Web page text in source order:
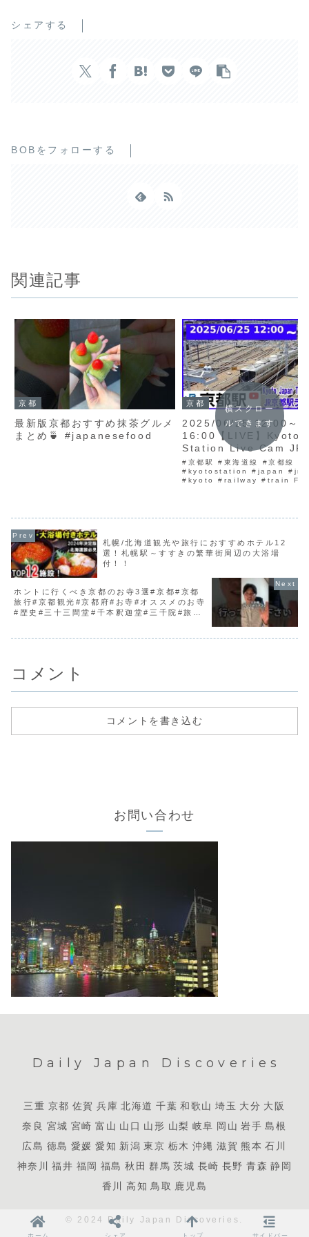
シェアする
BOBをフォローする
関連記事
京都
最新版京都おすすめ抹茶グルメ
まとめ🍵 #japanesefood
京都
2025/06/25 12:00～
16:00【LIVE】Kyoto
Station Live Cam JR
鉄道ライブカメラ 京都
カメラ 京都駅 新幹線
線 TrainCam
#京都駅 #東海道線 #京都線
#kyotostation #japan #jr
#kyoto #railway #train
横スクロー
ルできます
札幌/北海道観光や旅行におすすめホテル12
選！札幌駅～すすきの繁華街周辺の大浴場
付！！
ホントに行くべき京都のお寺3選#京都#京都
旅行#京都観光#京都府#お寺#オススメのお寺
#歴史#三十三間堂#千本釈迦堂#三千院#旅行
コメント
コメントを書き込む
お問い合わせ
Daily Japan Discoveries
三重 京都 佐賀 兵庫 北海道 千葉 和歌山 埼玉 大分 大阪
奈良 宮城 宮崎 富山 山口 山形 山梨 岐阜 岡山 岩手 島根
広島 徳島 愛媛 愛知 新潟 東京 栃木 沖縄 滋賀 熊本 石川
神奈川 福井 福岡 福島 秋田 群馬 茨城 長崎 長野 青森 静岡
香川 高知 鳥取 鹿児島
© 2024 Daily Japan Discoveries.
ホーム シェア トップ サイドバー